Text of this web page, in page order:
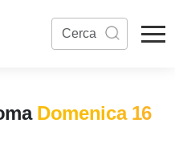
Domenica 16